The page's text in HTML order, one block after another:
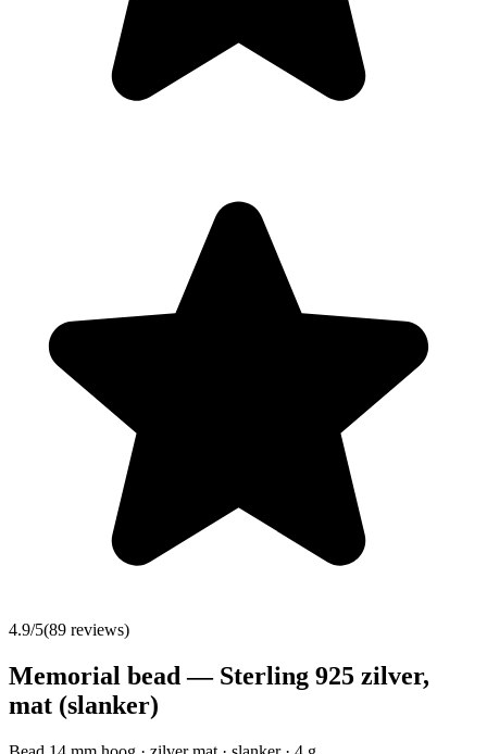
4.9/5(89 reviews)
Memorial bead — Sterling 925 zilver,
mat (slanker)